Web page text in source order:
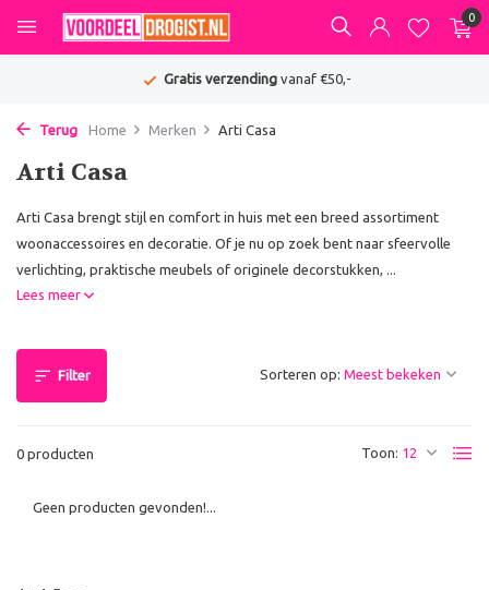
0
Gratis verzendingvanaf €50,-
Terug Home Merken Arti Casa
Arti Casa
Arti Casa brengt stijl en comfort in huis met een breed assortiment
woonaccessoires en decoratie. Of je nu op zoek bent naar sfeervolle
verlichting, praktische meubels of originele decorstukken, ...
Lees meer
Filter
0 producten Toon:
Sorteren op:
Geen producten gevonden!...